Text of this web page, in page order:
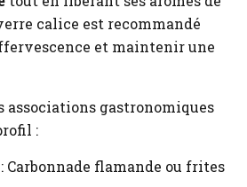
calice est recommandé
et maintenir une
gastronomiques
:
Carbonnade flamande ou frites